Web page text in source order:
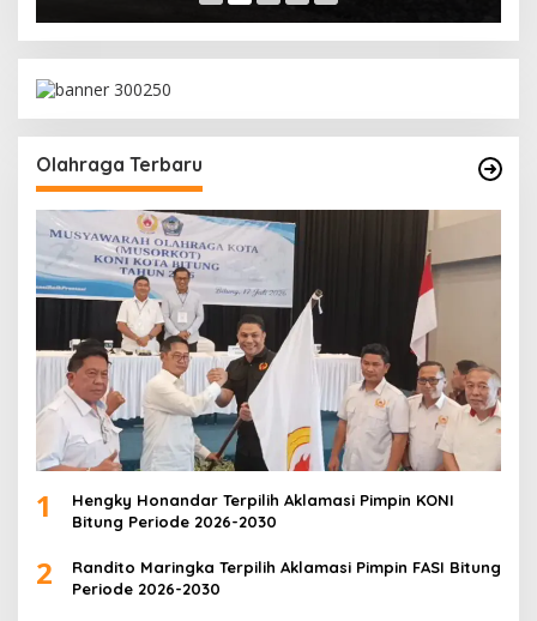
Olahraga Terbaru
1
Hengky Honandar Terpilih Aklamasi Pimpin KONI
Bitung Periode 2026-2030
2
Randito Maringka Terpilih Aklamasi Pimpin FASI Bitung
Periode 2026-2030